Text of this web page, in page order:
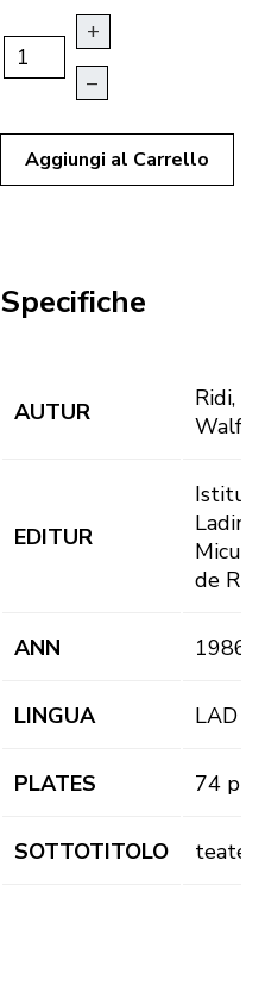
+
–
Aggiungi al Carrello
Specifiche
AUTUR
Ridi,
EDITUR
Istitut
Ladin
Micurà
de Rü
ANN 1986
LINGUA LAD
PLATES 74 pl.
SOTTOTITOLO teater